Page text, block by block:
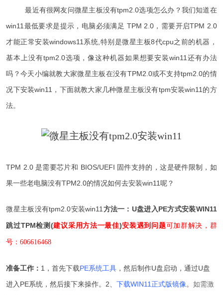
最近有很网友问微星主板没有tpm2.0选项怎么办？我们知道在
win11最低要求是提示，电脑必须满足 TPM 2.0，需要开启TPM 2.0
才能正常安装windows11系统,特别是微星主板8代cpu之前的机器，
基本上没有tpm2.0选项，像这种机器如果想要安装win11还有办法
吗？今天小编就教大家微星主板在没有TPM2.0或不支持tpm2.0的情
况下安装win11，下面就教大家几种微星主板没有tpm安装win11的方
法。
TPM 2.0 是需要芯片和 BIOS/UEFI 固件支持的，这是硬件限制，如
果一些老电脑没有TPM2.0的情况如何去安装win11呢？
微星主板没有tpm2.0安装win11 方法一：U盘进入PE方式安装WIN11
跳过TPM检测(建议采用方法一最佳)安装遇到问题可加群解决，群
号：606616468
准备工作： 1，首先下载PE系统工具 ，然后制作U盘启动，通过U盘
进入PE系统，然后接下来操作。 2、下载WIN11正式版镜像。如需激